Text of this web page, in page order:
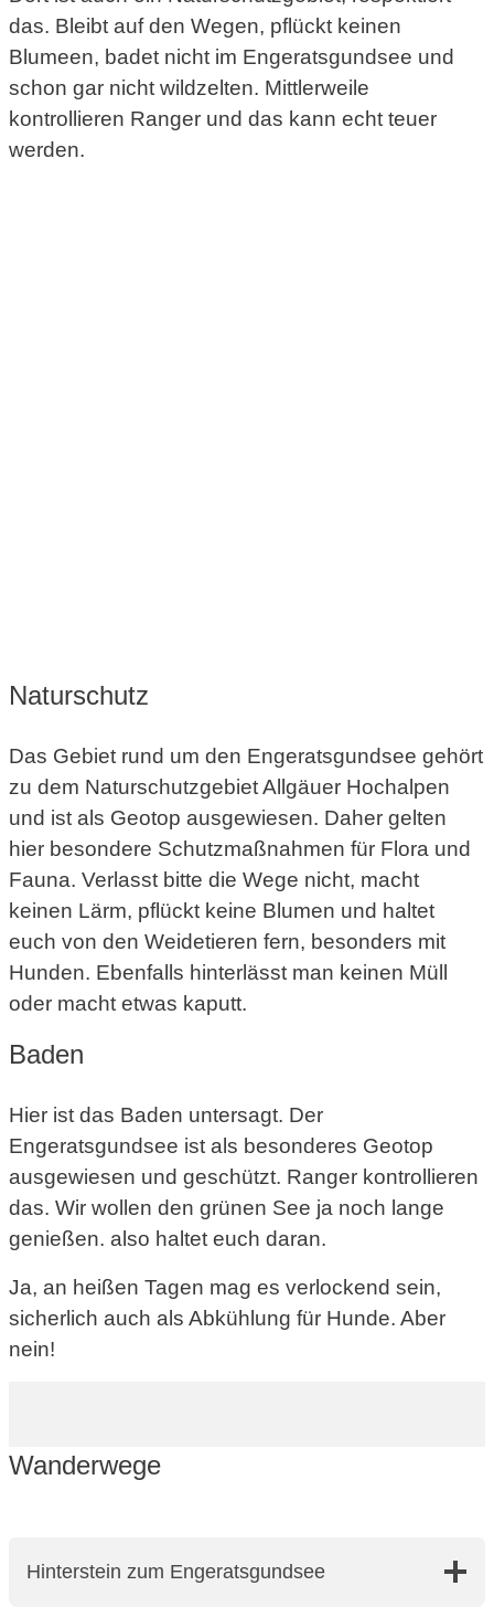
das. Bleibt auf den Wegen, pflückt keinen
Blumeen, badet nicht im Engeratsgundsee und
schon gar nicht wildzelten. Mittlerweile
kontrollieren Ranger und das kann echt teuer
werden.
Naturschutz
Das Gebiet rund um den Engeratsgundsee gehört
zu dem Naturschutzgebiet Allgäuer Hochalpen
und ist als Geotop ausgewiesen. Daher gelten
hier besondere Schutzmaßnahmen für Flora und
Fauna. Verlasst bitte die Wege nicht, macht
keinen Lärm, pflückt keine Blumen und haltet
euch von den Weidetieren fern, besonders mit
Hunden. Ebenfalls hinterlässt man keinen Müll
oder macht etwas kaputt.
Baden
Hier ist das Baden untersagt. Der
Engeratsgundsee ist als besonderes Geotop
ausgewiesen und geschützt. Ranger kontrollieren
das. Wir wollen den grünen See ja noch lange
genießen. also haltet euch daran.
Ja, an heißen Tagen mag es verlockend sein,
sicherlich auch als Abkühlung für Hunde. Aber
nein!
Wanderwege
Hinterstein zum Engeratsgundsee